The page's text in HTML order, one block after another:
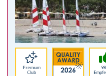
Premium
Club